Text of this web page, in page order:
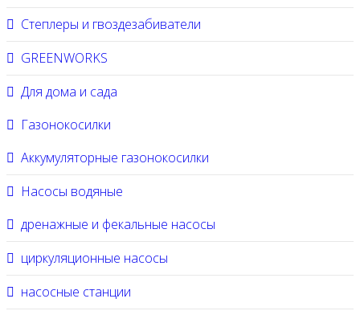
Степлеры и гвоздезабиватели
GREENWORKS
Для дома и сада
Газонокосилки
Аккумуляторные газонокосилки
Насосы водяные
дренажные и фекальные насосы
циркуляционные насосы
насосные станции